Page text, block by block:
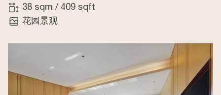
38 sqm / 409 sqft
花园景观